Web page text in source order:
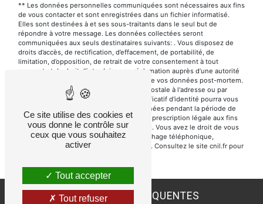
** Les données personnelles communiquées sont nécessaires aux fins
de vous contacter et sont enregistrées dans un fichier informatisé.
Elles sont destinées à et ses sous-traitants dans le seul but de
répondre à votre message. Les données collectées seront
communiquées aux seuls destinataires suivants: . Vous disposez de
droits d’accès, de rectification, d’effacement, de portabilité, de
limitation, d’opposition, de retrait de votre consentement à tout
moment et du droit d’introduire une réclamation auprès d’une autorité
de contrôle, ainsi que d’organiser le sort de vos données post-mortem.
Vous pouvez exercer ces droits par voie postale à l'adresse ou par
courrier électronique à l'adresse . Un justificatif d'identité pourra vous
être demandé. Nous conservons vos données pendant la période de
prise de contact puis pendant la durée de prescription légale aux fins
probatoires et de gestion des contentieux. Vous avez le droit de vous
inscrire sur la liste d'opposition au démarchage téléphonique,
disponible à cette adresse:
. Consultez le site cnil.fr pour
RECHERCHES FRÉQUENTES
Ce site utilise des cookies et
vous donne le contrôle sur
ceux que vous souhaitez
activer
Tout accepter
Tout refuser